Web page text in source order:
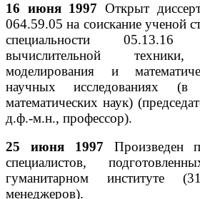
16 июня 1997 Открыт
064.59.05 на соискание ученой
специальности
вычислительной техники,
моделирования и
научных исследованиях (в
математических наук)
д.ф.-м.н., профессор).
25 июня 1997 Произведен
специалистов,
гуманитарном
менеджеров).